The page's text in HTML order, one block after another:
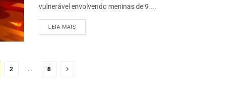
vulnerável envolvendo meninas de 9 ...
LEIA MAIS
2 … 8